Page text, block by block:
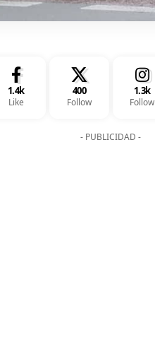
1.4k
Like
400
Follow
1.3k
Follow
- PUBLICIDAD -